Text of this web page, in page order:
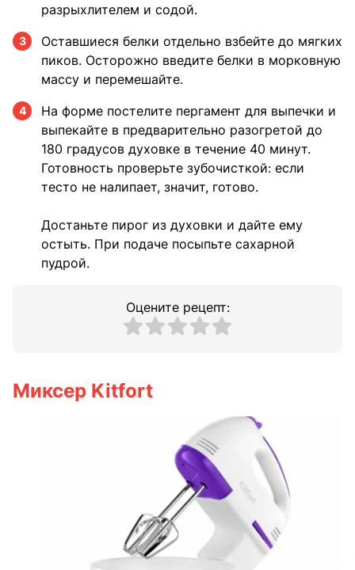
разрыхлителем и содой.
3
Оставшиеся белки отдельно взбейте до мягких
пиков. Осторожно введите белки в морковную
массу и перемешайте.
4
На форме постелите пергамент для выпечки и
выпекайте в предварительно разогретой до
180 градусов духовке в течение 40 минут.
Готовность проверьте зубочисткой: если
тесто не налипает, значит, готово.
Достаньте пирог из духовки и дайте ему
остыть. При подаче посыпьте сахарной
пудрой.
Оцените рецепт:
Миксер Kitfort